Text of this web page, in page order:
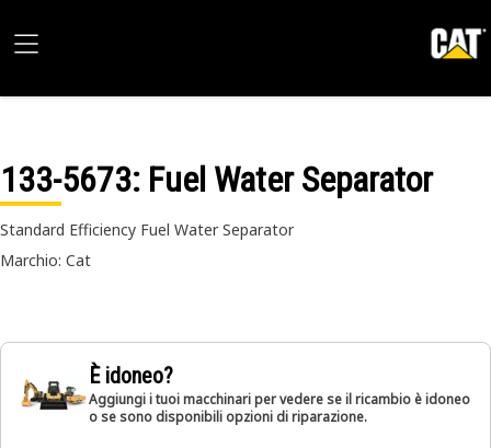
133-5673: Fuel Water Separator
Standard Efficiency Fuel Water Separator
Marchio: Cat
È idoneo?
Aggiungi i tuoi macchinari per vedere se il ricambio è idoneo
o se sono disponibili opzioni di riparazione.